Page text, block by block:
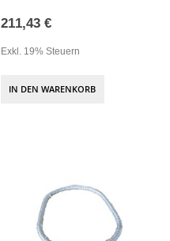
211,43 €
Exkl. 19% Steuern
IN DEN WARENKORB